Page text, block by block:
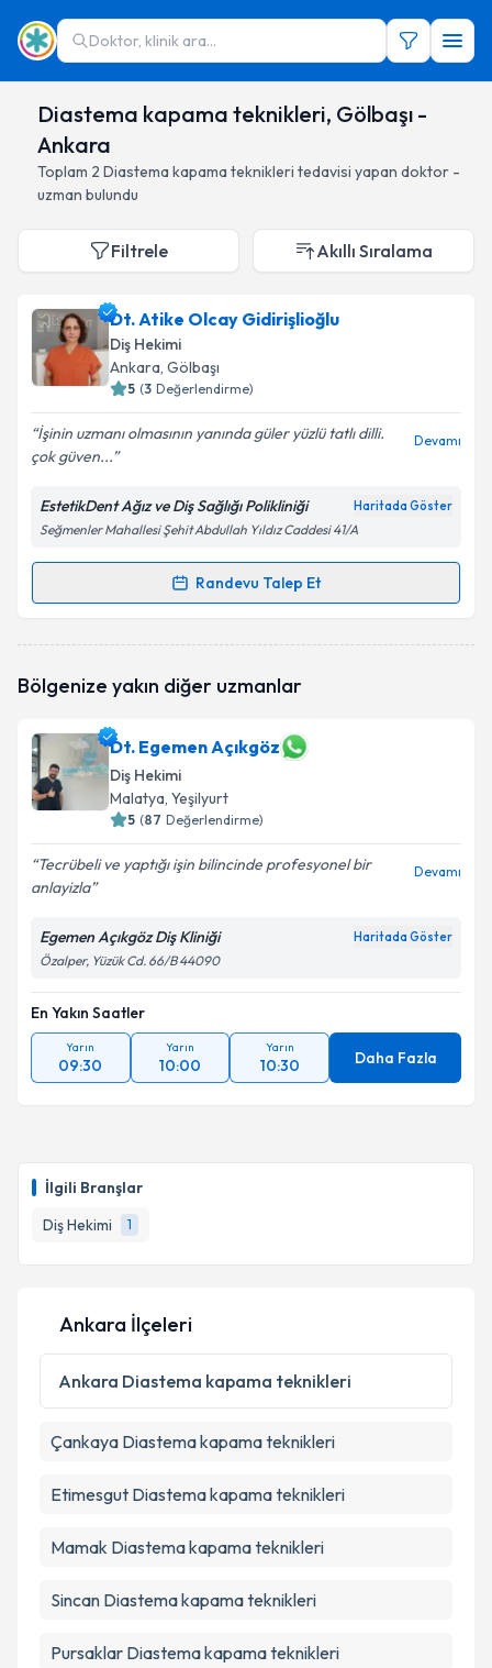
Doktor, klinik ara...
Diastema kapama teknikleri, Gölbaşı -
Ankara
Toplam 2 Diastema kapama teknikleri tedavisi yapan doktor -
uzman bulundu
İlgili Branşlar
Diş Hekimi
1
Filtrele Akıllı Sıralama
Dt. Atike Olcay Gidirişlioğlu
Diş Hekimi
Ankara, Gölbaşı
5 (3 Değerlendirme)
İşinin uzmanı olmasının yanında güler yüzlü tatlı dilli.
çok güven...
Devamı
EstetikDent Ağız ve Diş Sağlığı Polikliniği Haritada Göster
Seğmenler Mahallesi Şehit Abdullah Yıldız Caddesi 41/A
Randevu Talep Et
Randevu Takvimi Talebi
talebi oluşturun. Size bu uzmandan randevu almanız
bilgilendireceğiz.
E-posta Adresiniz
kapsamda işlenmesini kabul ediyorum.
Takvim Talebini Gönder
Bölgenize yakın diğer uzmanlar
Dt. Egemen Açıkgöz
Diş Hekimi
Malatya, Yeşilyurt
5 (87 Değerlendirme)
Tecrübeli ve yaptığı işin bilincinde profesyonel bir
anlayizla
Devamı
Egemen Açıkgöz Diş Kliniği Haritada Göster
Özalper, Yüzük Cd. 66/B 44090
En Yakın Saatler
Yarın
09:30
Yarın
10:00
Yarın
10:30 Daha Fazla
Ankara İlçeleri
Ankara Diastema kapama teknikleri
Çankaya Diastema kapama teknikleri
Etimesgut Diastema kapama teknikleri
Mamak Diastema kapama teknikleri
Sincan Diastema kapama teknikleri
Pursaklar Diastema kapama teknikleri